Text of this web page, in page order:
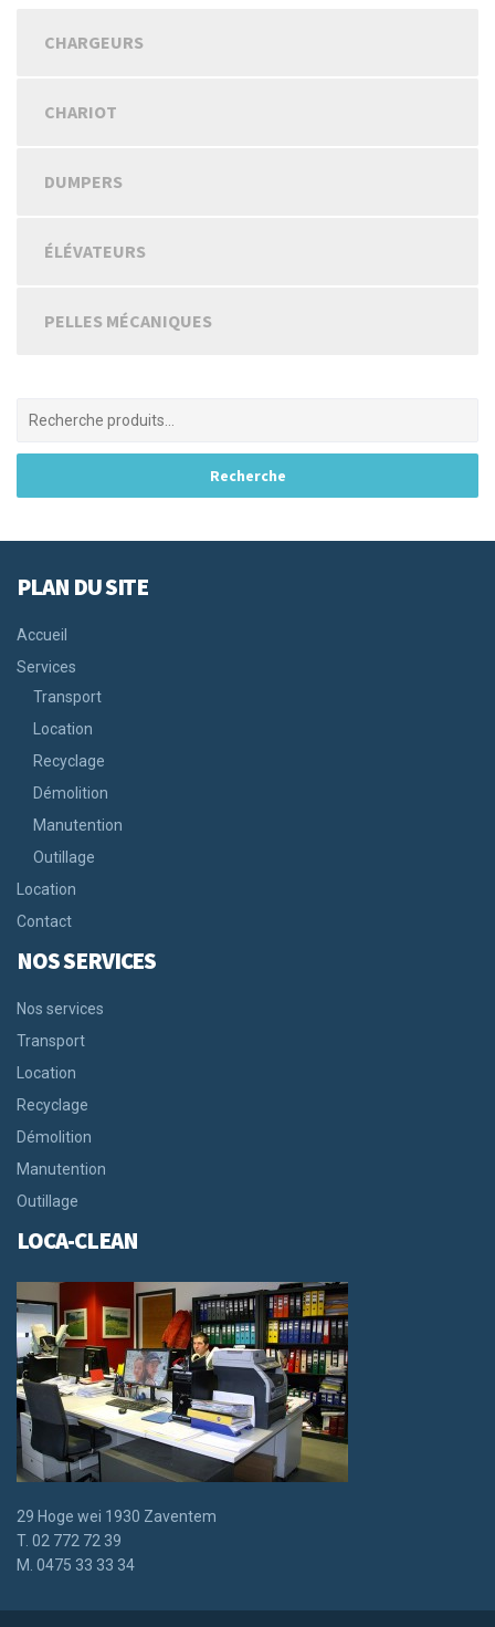
CHARGEURS
CHARIOT
DUMPERS
ÉLÉVATEURS
PELLES MÉCANIQUES
PLAN DU SITE
Accueil
Services
Transport
Location
Recyclage
Démolition
Manutention
Outillage
Location
Contact
NOS SERVICES
Nos services
Transport
Location
Recyclage
Démolition
Manutention
Outillage
LOCA-CLEAN
29 Hoge wei 1930 Zaventem
T. 02 772 72 39
M. 0475 33 33 34